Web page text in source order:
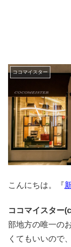
ココマイスター
こんにちは。『
ココマイスター
部地方の唯一の
くてもいいので